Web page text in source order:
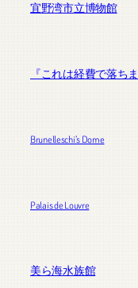
宜野湾市立博物館
『これは経費で落ち
Brunelleschi’s Dome
Palais de Louvre
美ら海水族館